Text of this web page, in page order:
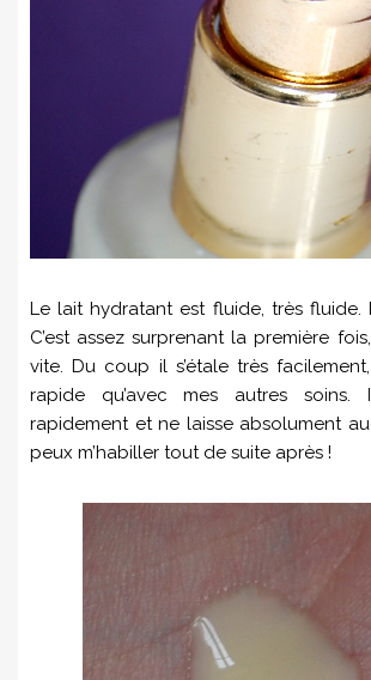
Le lait hydratant est fluide, très fluide.
C’est assez surprenant la première
vite. Du coup il s’étale très
rapide qu’avec mes autres soins.
rapidement et ne laisse absolument
peux m’habiller tout de suite après !